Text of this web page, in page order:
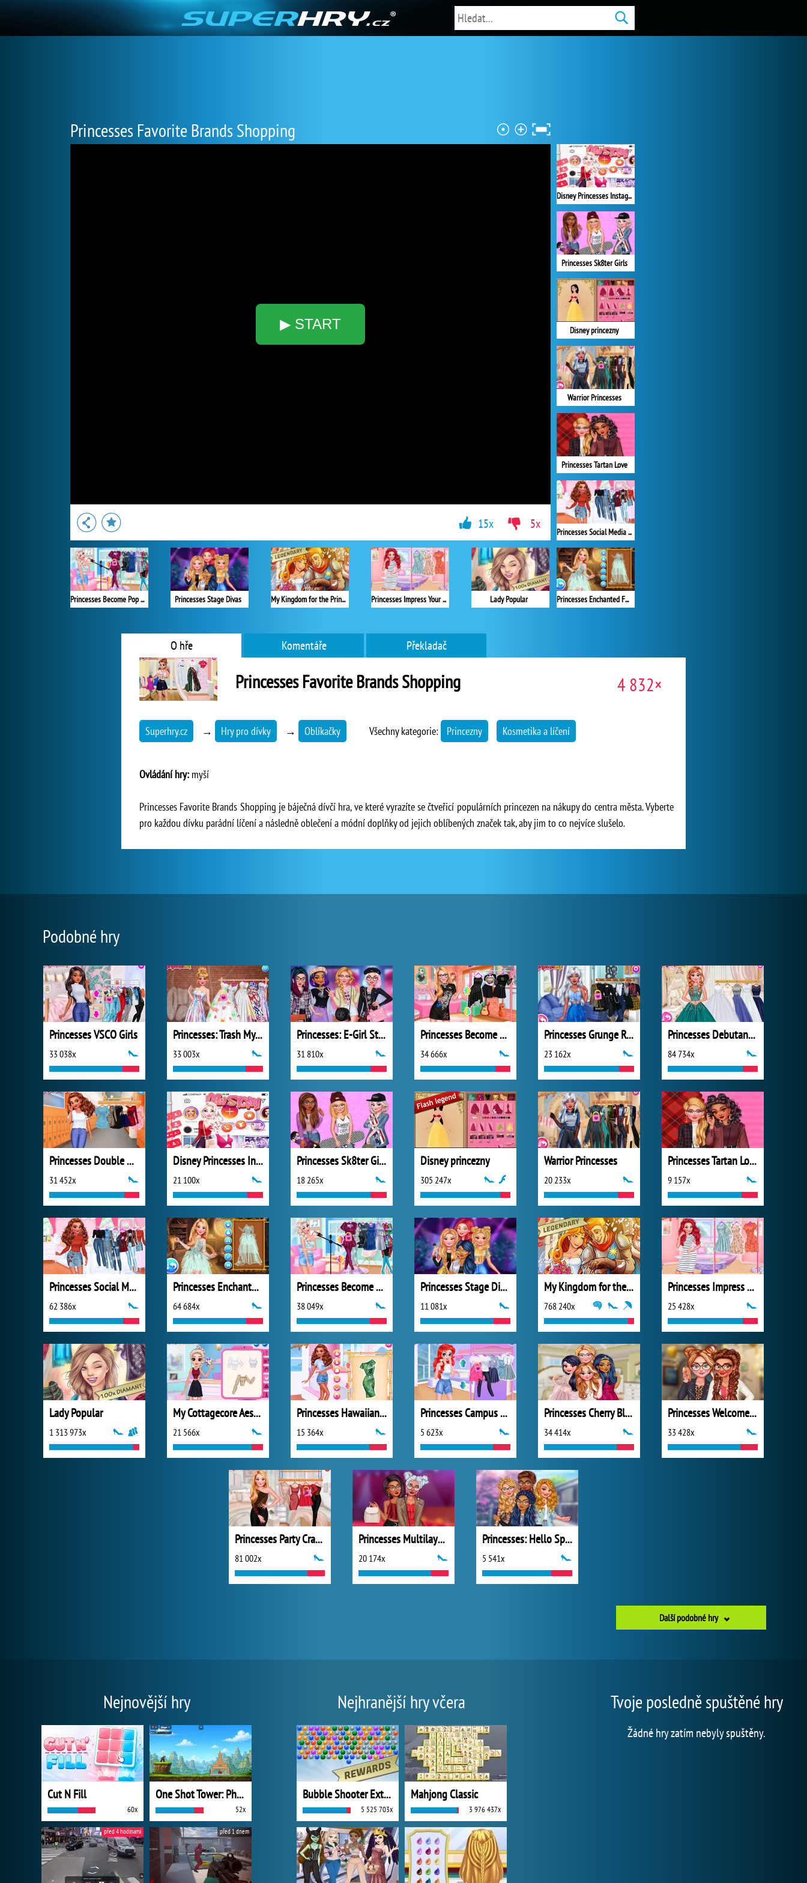
Princesses Favorite Brands Shopping
▶ START
Disney Princesses Instagram Stories
Princesses Sk8ter Girls
Disney princezny
Warrior Princesses
Princesses Tartan Love
Princesses Social Media Stars
Princesses Enchanted Fairy Looks
Princesses Become Pop Stars Princesses Stage Divas My Kingdom for the Princess Plná verze Princesses Impress Your School Crush Lady Popular
15x 5x
O hře Komentáře Překladač
Princesses Favorite Brands Shopping 4 832×
Superhry.cz → Hry pro dívky → Oblíkačky Všechny kategorie: Princezny Kosmetika a líčení
Ovládání hry: myší
Princesses Favorite Brands Shopping je báječná dívčí hra, ve které vyrazíte se čtveřicí populárních princezen na nákupy do centra města. Vyberte
pro každou dívku parádní líčení a následně oblečení a módní doplňky od jejich oblíbených značek tak, aby jim to co nejvíce slušelo.
Podobné hry
Princesses VSCO Girls
33 038x
Princesses: Trash My Wedding Dress
33 003x
Princesses: E-Girl Style
31 810x
Princesses Become Rebels Punks
34 666x
Princesses Grunge Rockstars
23 162x
Princesses Debutante Ball
84 734x
Princesses Double Date
31 452x
Disney Princesses Instagram Stories
21 100x
Princesses Sk8ter Girls
18 265x
Disney princezny
305 247x
Warrior Princesses
20 233x
Princesses Tartan Love
9 157x
Princesses Social Media Stars
62 386x
Princesses Enchanted Fairy Looks
64 684x
Princesses Become Pop Stars
38 049x
Princesses Stage Divas
11 081x
My Kingdom for the Princess Plná verze
768 240x
Princesses Impress Your School Crush
25 428x
Lady Popular
1 313 973x
My Cottagecore Aesthetic Look
21 566x
Princesses Hawaiian Memories
15 364x
Princesses Campus Gossip
5 623x
Princesses Cherry Blossom Spring Dance
34 414x
Princesses Welcome Party
33 428x
Princesses Party Crashers
81 002x
Princesses Multilayered Fashio
20 174x
Princesses: Hello Spring
5 541x
Další podobné hry
Nejnovější hry
Cut N Fill
60x
One Shot Tower: Physics Destroyer
52x
před 4 hodinami před 1 dnem
Nejhranější hry včera
Bubble Shooter Extreme
5 525 703x
Mahjong Classic
3 976 437x
Tvoje posledně spuštěné hry
Žádné hry zatím nebyly spuštěny.